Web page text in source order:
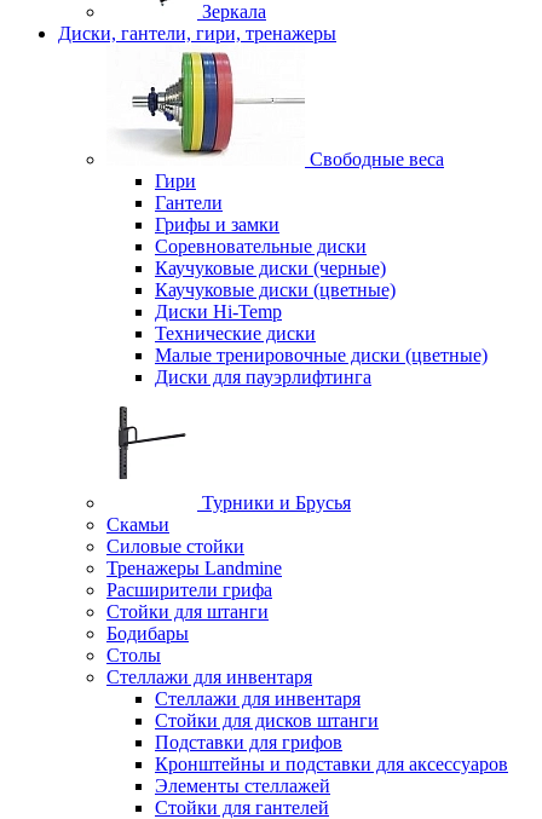
Зеркала
Диски, гантели, гири, тренажеры
Свободные веса
Гири
Гантели
Грифы и замки
Соревновательные диски
Каучуковые диски (черные)
Каучуковые диски (цветные)
Диски Hi-Temp
Технические диски
Малые тренировочные диски (цветные)
Диски для пауэрлифтинга
Турники и Брусья
Скамьи
Силовые стойки
Тренажеры Landmine
Расширители грифа
Стойки для штанги
Бодибары
Столы
Стеллажи для инвентаря
Стеллажи для инвентаря
Стойки для дисков штанги
Подставки для грифов
Кронштейны и подставки для аксессуаров
Элементы стеллажей
Стойки для гантелей